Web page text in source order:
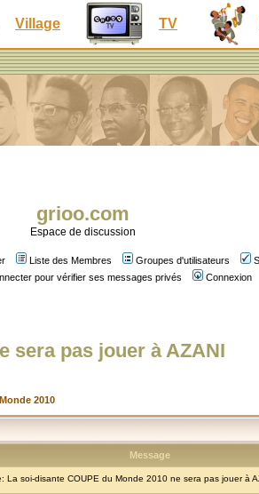
Village TV
grioo.com
Espace de discussion
Liste des Membres Groupes d'utilisateurs
pour vérifier ses messages privés Connexion
sera pas jouer à AZANI
2010
Message
La soi-disante COUPE du Monde 2010 ne sera pas jouer à